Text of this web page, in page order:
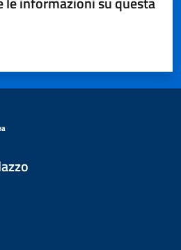
su 5
su 5
5